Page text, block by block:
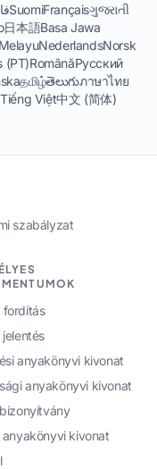
SuomiFrançaisગુજરાતી
日本語Basa Jawa
NederlandsNorsk
(PT)RomânăРусский
தமிழ்తెలుగుภาษาไทย
Tiếng Việt中文 (简体)
szabályzat
fordítás
jelentés
anyakönyvi kivonat
anyakönyvi kivonat
anyakönyvi kivonat